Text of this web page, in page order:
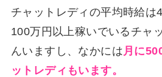
チャットレディの平均時給は
100万円以上稼いでいるチャ
んいますし、なかには 月に
ットレディもいます。